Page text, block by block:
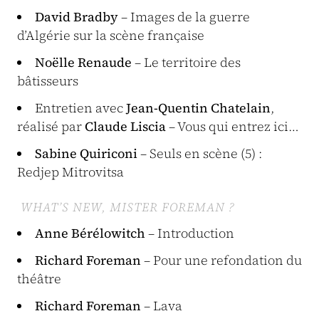
David Bradby– Images de la guerre
d’Algérie sur la scène française
Noëlle Renaude – Le territoire des
bâtisseurs
Entretien avecJean-Quentin Chatelain,
réalisé parClaude Liscia– Vous qui entrez ici…
Sabine Quiriconi– Seuls en scène (5) :
Redjep Mitrovitsa
WHAT’S NEW, MISTER FOREMAN ?
Anne Bérélowitch – Introduction
Richard Foreman – Pour une refondation du
théâtre
Richard Foreman – Lava